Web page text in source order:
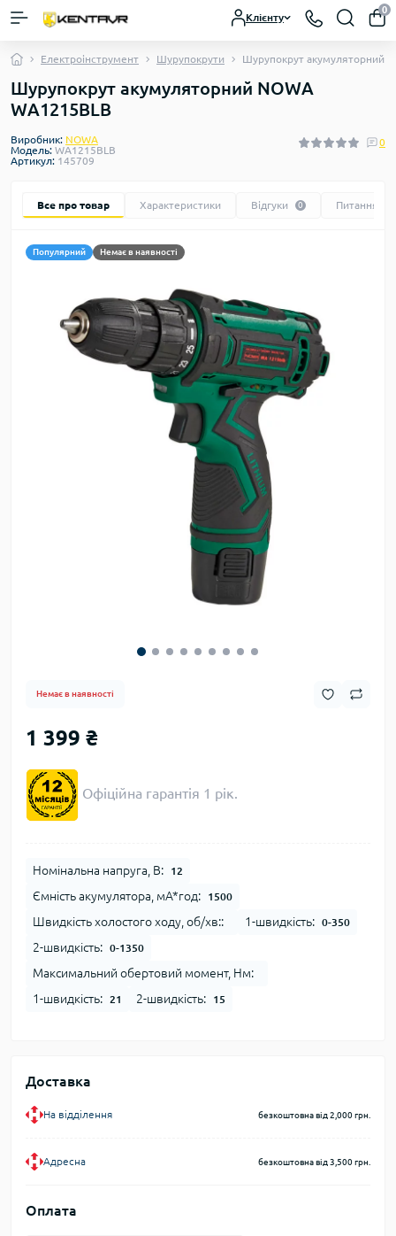
Клієнту
0
Електроінструмент Шурупокрути Шурупокрут акумуляторний
Шурупокрут акумуляторний NOWA
WA1215BLB
Виробник: NOWA
Модель: WA1215BLB
Артикул: 145709
0
Все про товар Характеристики Відгуки 0 Питання
Популярний Немає в наявності
Немає в наявності
1 399 ₴
Офіційна гарантія 1 рік.
Номінальна напруга, В: 12
Ємність акумулятора, мА*год: 1500
Швидкість холостого ходу, об/хв:: 1-швидкість: 0-350
2-швидкість: 0-1350
Максимальний обертовий момент, Нм:
1-швидкість:
21 2-швидкість: 15
Доставка
На відділення безкоштовна від 2,000 грн.
Адресна безкоштовна від 3,500 грн.
Оплата